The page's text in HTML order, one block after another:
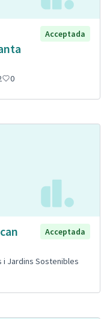
Acceptada
0
Acceptada
i Jardins Sostenibles